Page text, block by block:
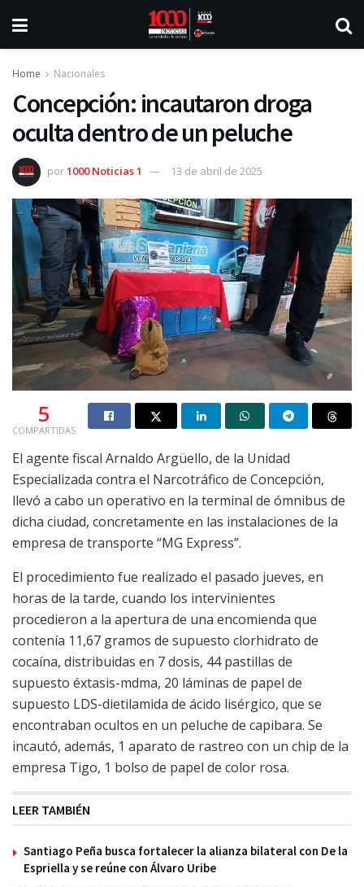
Home Nacionales
Concepción: incautaron droga
oculta dentro de un peluche
por1000 Noticias 1 13 de abril de 2025
5
COMPARTIDAS
El agente fiscal Arnaldo Argüello, de la Unidad
Especializada contra el Narcotráfico de Concepción,
llevó a cabo un operativo en la terminal de ómnibus de
dicha ciudad, concretamente en las instalaciones de la
empresa de transporte “MG Express”.
El procedimiento fue realizado el pasado jueves, en
horas de la tarde, cuando los intervinientes
procedieron a la apertura de una encomienda que
contenía 11,67 gramos de supuesto clorhidrato de
cocaína, distribuidas en 7 dosis, 44 pastillas de
supuesto éxtasis-mdma, 20 láminas de papel de
supuesto LDS-dietilamida de ácido lisérgico, que se
encontraban ocultos en un peluche de capibara. Se
incautó, además, 1 aparato de rastreo con un chip de la
empresa Tigo, 1 bolso de papel de color rosa.
LEER TAMBIÉN
Santiago Peña busca fortalecer la alianza bilateral con De la
Espriella y se reúne con Álvaro Uribe